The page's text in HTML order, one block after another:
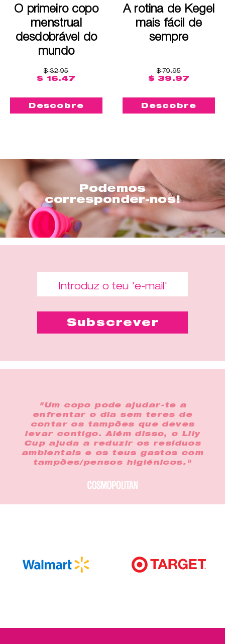
O primeiro copo
menstrual
desdobrável do
mundo
$ 32.95
$ 16.47
Descobre
A rotina de Kegel
mais fácil de
sempre
$ 79.95
$ 39.97
Descobre
Podemos
corresponder-nos!
"Um copo pode ajudar-te a
enfrentar o dia sem teres de
contar os tampões que deves
levar contigo. Além disso, o Lily
Cup ajuda a reduzir os resíduos
ambientais e os teus gastos com
tampões/pensos higiénicos."